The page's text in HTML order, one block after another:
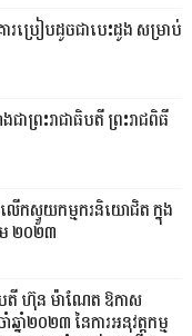
ប្រៀបដូចជាបេះដូង សម្រាប់
ាព្រះរាជាធិបតី ព្រះរាជពិធី
ខំលើកស្ទួយកម្មករនិយោជិត ក្នុង
ម ២០២៣
តី ហ៊ុន ម៉ាណែត ឱកាស
នាំ២០២៣ នៃការអនុវត្តកម្ម